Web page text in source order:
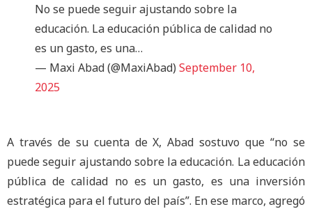
No se puede seguir ajustando sobre la
educación. La educación pública de calidad no
es un gasto, es una…
— Maxi Abad (@MaxiAbad) September 10,
2025
A través de su cuenta de X, Abad sostuvo que “no se
puede seguir ajustando sobre la educación. La educación
pública de calidad no es un gasto, es una inversión
estratégica para el futuro del país”. En ese marco, agregó